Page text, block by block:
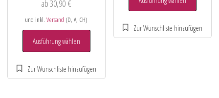
ab30,90€
und inkl.Versand (D, A, CH)
Ausführung wählen